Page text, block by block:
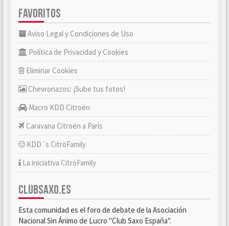
FAVORITOS
Aviso Legal y Condiciones de Uso
Política de Privacidad y Cookies
Eliminar Cookies
Chevronazos: ¡Sube tus fotos!
Macro KDD Citroën
Caravana Citroën a París
KDD´s CitröFamily
La iniciativa CitröFamily
CLUBSAXO.ES
Esta comunidad es el foro de debate de la Asociación
Nacional Sin Ánimo de Lucro "Club Saxo España".